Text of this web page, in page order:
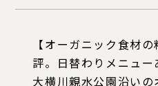
【オーガニック食材
評。日替わりメニュー
大横川親水公園沿いの